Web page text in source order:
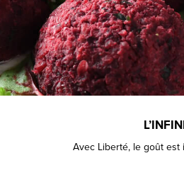
Avec Liberté, le goût est